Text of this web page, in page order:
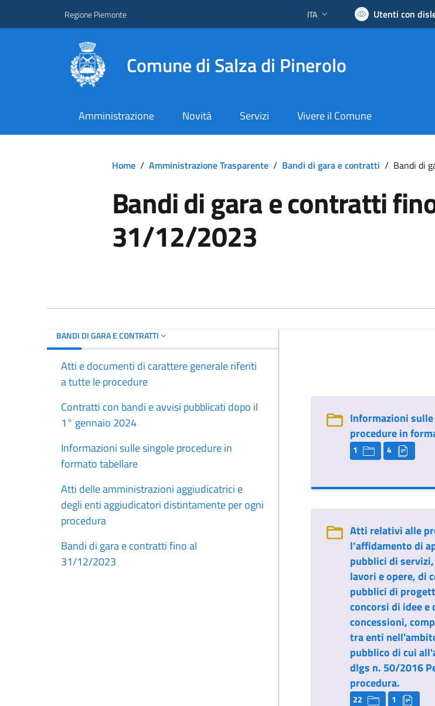
Regione Piemonte Lingua attiva:
ITA Utenti con
Comune di Salza di Pinerolo
Amministrazione Novità Servizi Vivere il Comune
Home / Amministrazione Trasparente / Bandi di gara e contratti / Bandi di
Bandi di gara e contratti
31/12/2023
BANDI DI GARA E CONTRATTI
Atti e documenti di carattere generale riferiti
a tutte le procedure
Contratti con bandi e avvisi pubblicati dopo il
1° gennaio 2024
Informazioni sulle singole procedure in
formato tabellare
Atti delle amministrazioni aggiudicatrici e
degli enti aggiudicatori distintamente per ogni
procedura
Bandi di gara e contratti fino al
31/12/2023
Informazioni
procedure in
1 4
Atti relativi alle
l’affidamento di
pubblici di
lavori e opere, di
pubblici di
concorsi di idee e
concessioni,
tra enti
pubblico di cui
dlgs n. 50/2016
procedura.
22 1